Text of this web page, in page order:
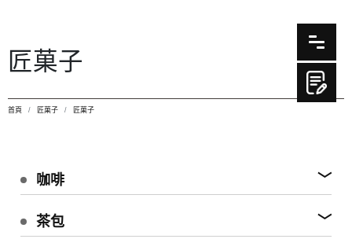
匠菓子
首頁 匠菓子 匠菓子
咖啡
茶包